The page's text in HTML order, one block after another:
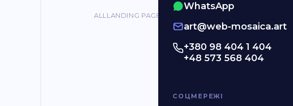
WhatsApp
art@web-mosaica.art
+380 98 404 1 404
+48 573 568 404
СОЦМЕРЕЖІ
ALLLANDING PAGES